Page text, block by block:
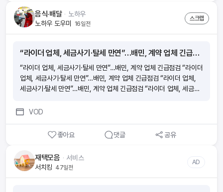
음식·배달ᆞ 노하우
노하우 도우미
16일전
스크랩
“라이더 업체, 세금사기·탈세 만연”…배민, 계약 업체 긴급점검
“라이더 업체, 세금사기·탈세 만연”…배민, 계약 업체 긴급점검 “라이더
업체, 세금사기·탈세 만연”…배민, 계약 업체 긴급점검 “라이더 업체,
세금사기·탈세 만연”…배민, 계약 업체 긴급점검 “라이더 업체, 세금사
VOD
좋아요 댓글 공유
재택모음 ᆞ 서비스
서치킹 47일전
AD